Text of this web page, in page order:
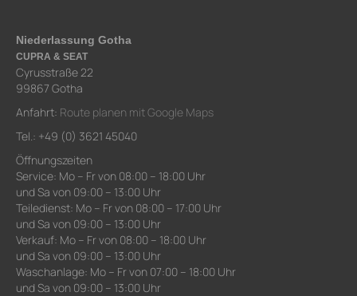
Niederlassung Gotha
CUPRA & SEAT
Cyrusstraße 22
99867 Gotha
Anfahrt: Route planen mit Google Maps
Tel.: +49 (0) 3621 45040
Öffnungszeiten
Service: Mo – Fr von 08:00 – 18:00 Uhr
und Sa von 09:00 – 13:00 Uhr
Teiledienst: Mo – Fr von 08:00 – 17:00 Uhr
und Sa von 09:00 – 13:00 Uhr
Verkauf: Mo – Fr von 08:00 – 18:00 Uhr
und Sa von 09:00 – 13:00 Uhr
Waschanlage: Mo – Fr von 07:00 – 18:00 Uhr
und Sa von 09:00 – 13:00 Uhr